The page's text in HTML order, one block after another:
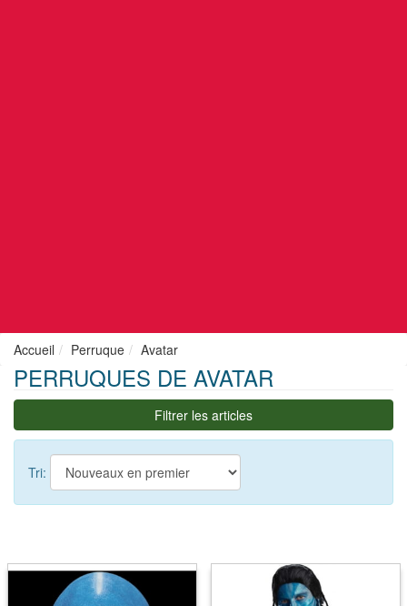
Accueil Perruque Avatar
PERRUQUES DE AVATAR
Filtrer les articles
Tri: